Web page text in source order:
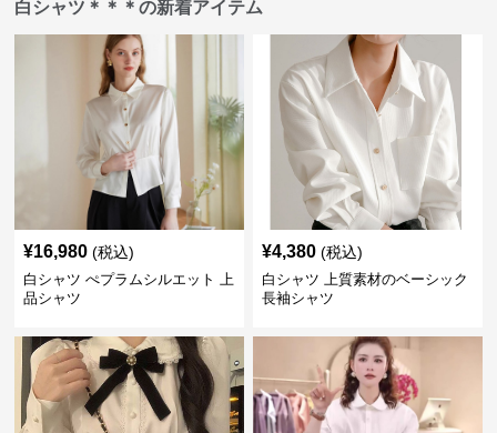
白シャツ＊＊＊の新着アイテム
¥16,980 (税込)
白シャツ ぺプラムシルエット 上
品シャツ
¥4,380 (税込)
白シャツ 上質素材のベーシック
長袖シャツ